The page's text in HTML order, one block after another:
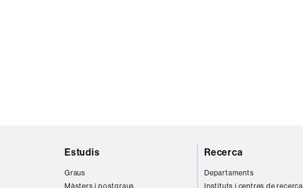
Estudis
Graus
Màsters i postgraus
Recerca
Departaments
Instituts i centres de recerca